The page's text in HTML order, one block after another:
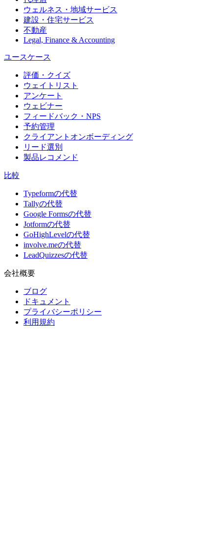
ウェルネス・地域サービス
建設・住宅サービス
不動産
Legal, Finance & Accounting
ユースケース
評価・クイズ
ウェイトリスト
アンケート
ウェビナー
フィードバック・NPS
予約管理
クライアントオンボーディング
リード選別
製品レコメンド
比較
Typeformの代替
Tallyの代替
Google Formsの代替
Jotformの代替
GoHighLevelの代替
involve.meの代替
LeadQuizzesの代替
会社概要
ブログ
ドキュメント
プライバシーポリシー
利用規約